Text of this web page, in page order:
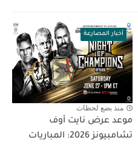
أخبار المصارعة
منذ بضع لحظات
موعد عرض نايت أوف
تشامبيونز 2026: المباريات